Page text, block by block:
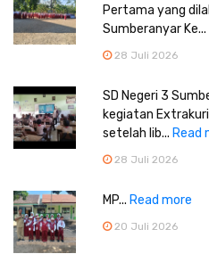
Pertama yang
Sumberanyar Ke...
28 Juli 2026
SD Negeri 3
kegiatan
setelah lib... Read
28 Juli 2026
MP... Read more
20 Juli 2026